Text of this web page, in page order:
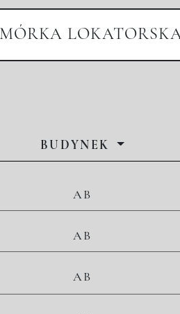
BUDYNEK
AB
AB
AB